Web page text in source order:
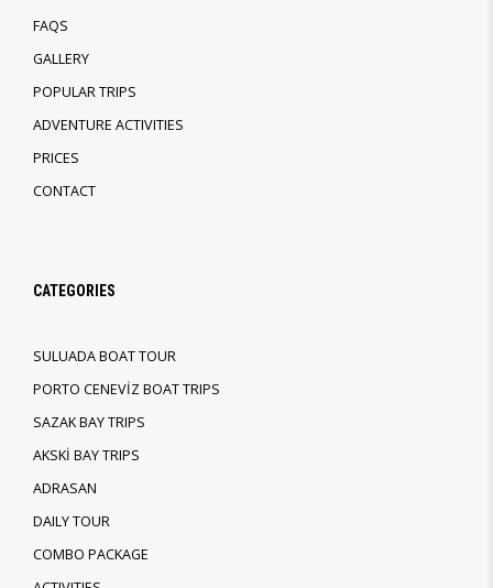
FAQS
GALLERY
POPULAR TRIPS
ADVENTURE ACTIVITIES
PRICES
CONTACT
CATEGORIES
SULUADA BOAT TOUR
PORTO CENEVİZ BOAT TRIPS
SAZAK BAY TRIPS
AKSKİ BAY TRIPS
ADRASAN
DAILY TOUR
COMBO PACKAGE